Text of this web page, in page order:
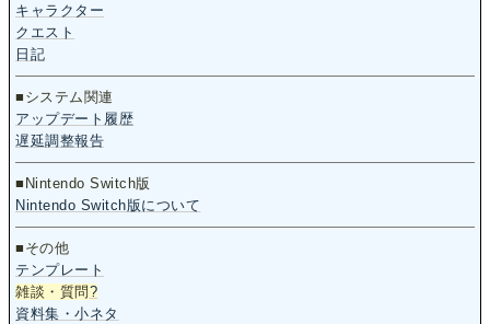
キャラクター
クエスト
日記
■システム関連
アップデート履歴
遅延調整報告
■Nintendo Switch版
Nintendo Switch版について
■その他
テンプレート
雑談・質問?
資料集・小ネタ